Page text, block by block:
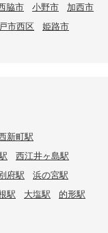
脇市 小野市
加西市
市西区
姫路市
新町駅
西江井ヶ島駅
府駅
浜の宮駅
駅 大塩駅
的形駅